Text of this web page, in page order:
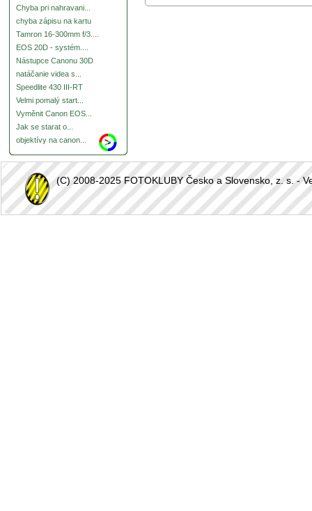
Chyba pri nahravani...
chyba zápisu na kartu
Tamron 16-300mm f/3....
EOS 20D - systém....
Nástupce Canonu 30D
natáčanie videa s...
Speedlite 430 III-RT
Velmi pomalý start...
Vyměnit Canon EOS...
Jak se starat o...
objektívy na canon...
(C) 2008-2025 FOTOKLUBY Česko a Slovensko, z. s. -